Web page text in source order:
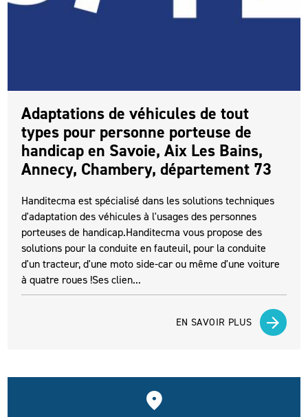
Adaptations de véhicules de tout
types pour personne porteuse de
handicap en Savoie, Aix Les Bains,
Annecy, Chambery, département 73
Handitecma est spécialisé dans les solutions techniques
d'adaptation des véhicules à l'usages des personnes
porteuses de handicap.Handitecma vous propose des
solutions pour la conduite en fauteuil, pour la conduite
d'un tracteur, d'une moto side-car ou même d'une voiture
à quatre roues !Ses clien...
EN SAVOIR PLUS